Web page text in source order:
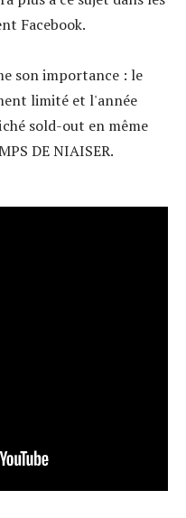
Facebook.
son importance : le
limité et l'année
sold-out en même
DE NIAISER.